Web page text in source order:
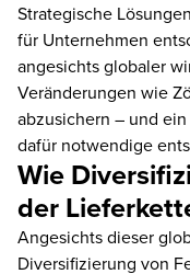
Strategische
für Unternehmen
angesichts globaler
Veränderungen wie
abzusichern – und
dafür notwendige
Wie
der
Angesichts dieser
Diversifizierung von